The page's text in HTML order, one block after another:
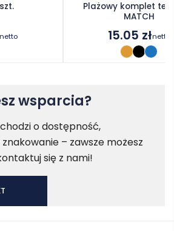
netto
Plażowy komplet
MATCH
15.05 złnetto
wsparcia?
o dostępność,
– zawsze możesz
się z nami!